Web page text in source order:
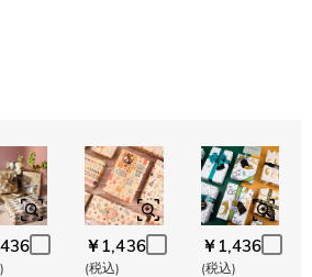
￥1,436
(税込)
￥1,436
(税込)